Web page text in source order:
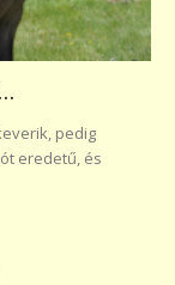
pedig
eredetű, és